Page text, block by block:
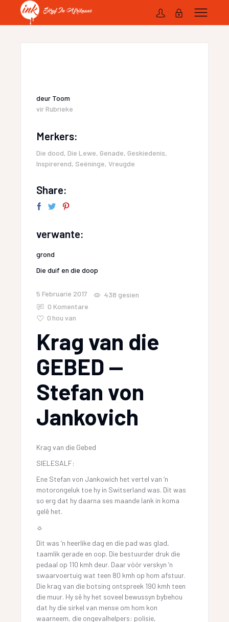
deur Toom
vir Rubrieke
Merkers:
Die dood, Die Lewe, Genade, Geskiedenis,
Inspirerend, Seëninge,Vreugde
Share:
verwante:
grond
Die duif en die doop
5 Februarie 2017 438 gesien
0 Komentare
0 hou van
Krag van die
GEBED —
Stefan von
Jankovich
Krag van die Gebed
SIELESALF:
Ene Stefan von Jankowich het vertel van ‘n
motorongeluk toe hy in Switserland was. Dit was
so erg dat hy daarna ses maande lank in koma
gelê het.
☼
Dit was ‘n heerlike dag en die pad was glad,
taamlik gerade en oop. Die bestuurder druk die
pedaal op 110 kmh deur. Daar vóór verskyn ‘n
swaarvoertuig wat teen 80 kmh op hom afstuur.
Die krag van die botsing ontspreek 190 kmh teen
die muur. Hy sê hy het soveel bewussyn bybehou
dat hy die sirkel van mense om hom kon
waarneem, die ongevalhelpers: polisie,